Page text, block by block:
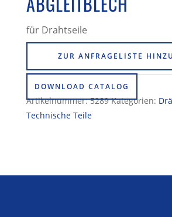
für Drahtseile
ZUR ANFRAGELISTE
DOWNLOAD CATALOG
Artikelnummer:5289 Kategorien:
Technische Teile